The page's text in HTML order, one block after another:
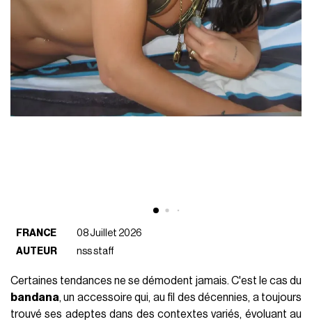
FRANCE
08 Juillet 2026
AUTEUR
nss staff
Certaines tendances ne se démodent jamais. C'est le cas du
bandana, un accessoire qui, au fil des décennies, a toujours
trouvé ses adeptes dans des contextes variés, évoluant au